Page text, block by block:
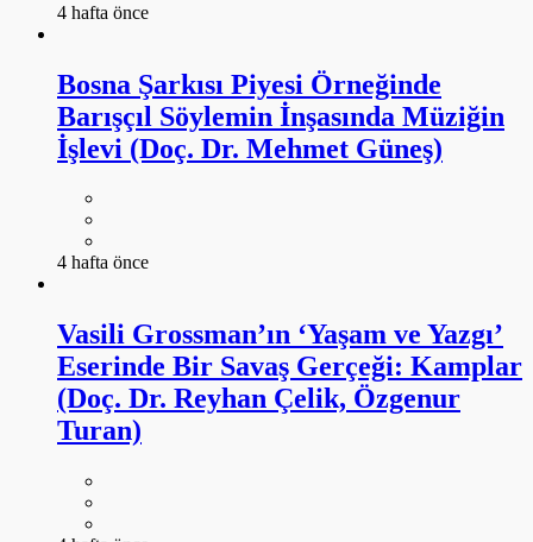
4 hafta önce
Bosna Şarkısı Piyesi Örneğinde
Barışçıl Söylemin İnşasında Müziğin
İşlevi (Doç. Dr. Mehmet Güneş)
4 hafta önce
Vasili Grossman’ın ‘Yaşam ve Yazgı’
Eserinde Bir Savaş Gerçeği: Kamplar
(Doç. Dr. Reyhan Çelik, Özgenur
Turan)